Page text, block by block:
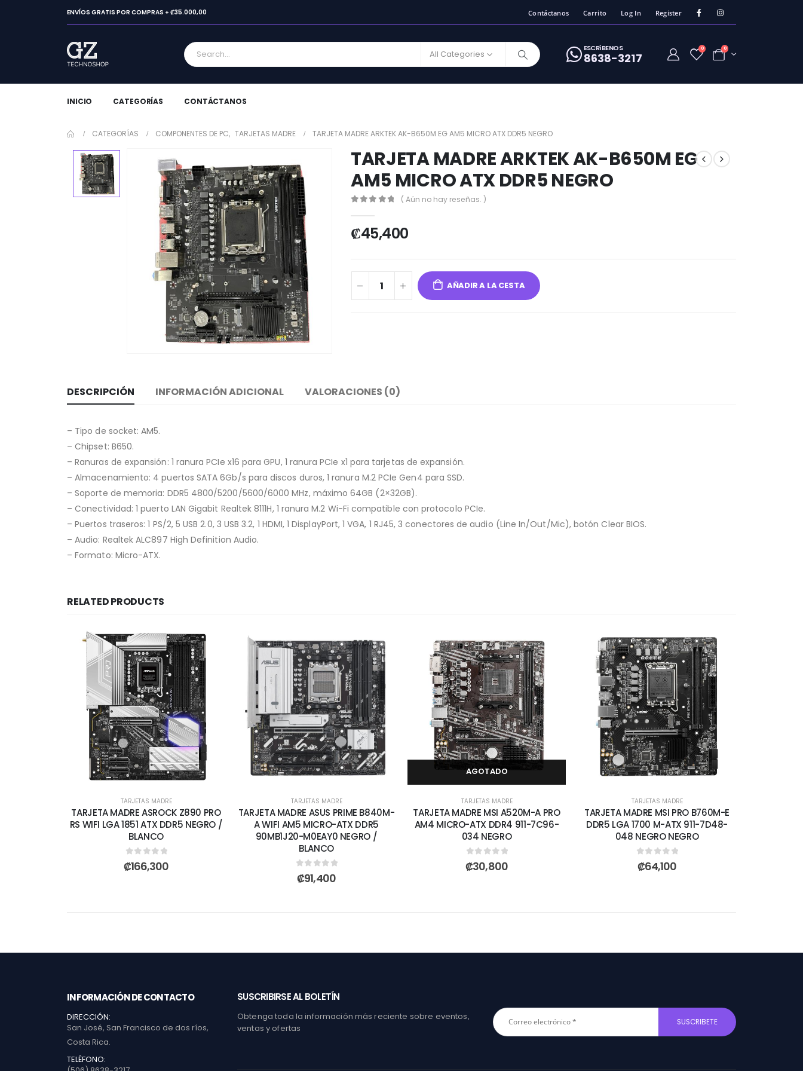
ENVÍOS GRATIS POR COMPRAS + ₡35.000,00 Contáctanos Carrito Log In Register
All Categories
ESCRíBENOS
8638-3217
0 0
INICIO CATEGORÍAS CONTÁCTANOS
CATEGORÍAS COMPONENTES DE PC, TARJETAS MADRE TARJETA MADRE ARKTEK AK-B650M EG AM5 MICRO ATX DDR5 NEGRO
TARJETA MADRE ARKTEK AK-B650M EG
AM5 MICRO ATX DDR5 NEGRO
( Aún no hay reseñas. )
₡45,400
AÑADIR A LA CESTA
DESCRIPCIÓN INFORMACIÓN ADICIONAL VALORACIONES (0)
– Tipo de socket: AM5.
– Chipset: B650.
– Ranuras de expansión: 1 ranura PCIe x16 para GPU, 1 ranura PCIe x1 para tarjetas de expansión.
– Almacenamiento: 4 puertos SATA 6Gb/s para discos duros, 1 ranura M.2 PCIe Gen4 para SSD.
– Soporte de memoria: DDR5 4800/5200/5600/6000 MHz, máximo 64GB (2×32GB).
– Conectividad: 1 puerto LAN Gigabit Realtek 8111H, 1 ranura M.2 Wi-Fi compatible con protocolo PCIe.
– Puertos traseros: 1 PS/2, 5 USB 2.0, 3 USB 3.2, 1 HDMI, 1 DisplayPort, 1 VGA, 1 RJ45, 3 conectores de audio (Line In/Out/Mic), botón Clear BIOS.
– Audio: Realtek ALC897 High Definition Audio.
– Formato: Micro-ATX.
RELATED PRODUCTS
TARJETAS MADRE
TARJETA MADRE ASROCK Z890 PRO
RS WIFI LGA 1851 ATX DDR5 NEGRO /
BLANCO
0out of 5
₡166,300
TARJETAS MADRE
TARJETA MADRE ASUS PRIME B840M-
A WIFI AM5 MICRO-ATX DDR5
90MB1J20-M0EAY0 NEGRO /
BLANCO
0out of 5
₡91,400
AGOTADO
TARJETAS MADRE
TARJETA MADRE MSI A520M-A PRO
AM4 MICRO-ATX DDR4 911-7C96-
034 NEGRO
0out of 5
₡30,800
TARJETAS MADRE
TARJETA MADRE MSI PRO B760M-E
DDR5 LGA 1700 M-ATX 911-7D48-
048 NEGRO NEGRO
0out of 5
₡64,100
INFORMACIÓN DE CONTACTO
DIRECCIÓN:
San José, San Francisco de dos ríos,
Costa Rica.
TELÉFONO:
SUSCRIBIRSE AL BOLETÍN
Obtenga toda la información más reciente sobre eventos,
ventas y ofertas